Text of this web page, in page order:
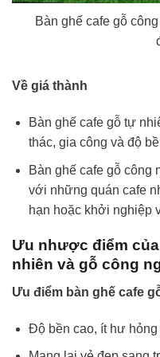
Bàn ghế cafe gỗ
Về giá thành
Bàn ghế cafe gỗ tự
thác, gia công và độ
Bàn ghế cafe gỗ công
với những quán cafe
hạn hoặc khởi nghiệp
Ưu nhược điểm
nhiên và gỗ công
Ưu điểm bàn ghế cafe
Độ bền cao, ít hư